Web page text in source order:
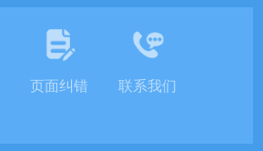
页面纠错 联系我们